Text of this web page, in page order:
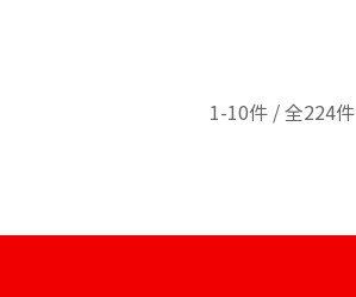
1-10件 / 全224件